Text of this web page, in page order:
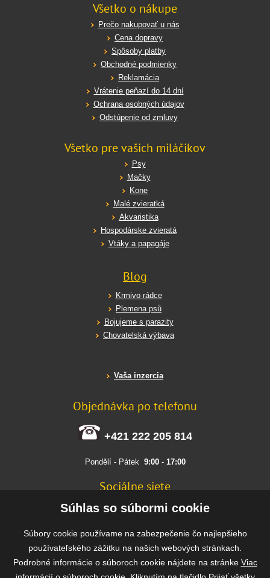
Všetko o nákupe
Prečo nakupovať u nás
Cena dopravy
Spôsoby platby
Obchodné podmienky
Reklamácia
Vrátenie peňazí do 14 dní
Ochrana osobných údajov
Odstúpenie od zmluvy
Všetko pre vašich miláčikov
Psy
Mačky
Kone
Malé zvieratká
Akvaristika
Hospodárske zvieratá
Vtáky a papagáje
Blog
Krmivo rádce
Plemena psů
Bojujeme s parazity
Chovatelská výbava
Vaša inzercia
Objednávka po telefonu
+421 222 205 814
Pondělí - Pátek 9:00- 17:00
Sociálne siete
FACEBOOK
Rýchla a bezpečná platba
Súhlas so súbormi cookie
Súbory cookie používame na zabezpečenie čo najlepšieho
používateľského zážitku na našich webových stránkach.
Podrobné informácie o súboroch cookie nájdete na stránke Viac